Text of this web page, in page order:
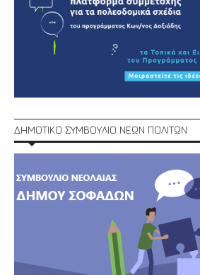
ΔΗΜΟΤΙΚΟ ΣΥΜΒΟΥΛΙΟ ΝΕΩΝ ΠΟΛΙΤΩΝ